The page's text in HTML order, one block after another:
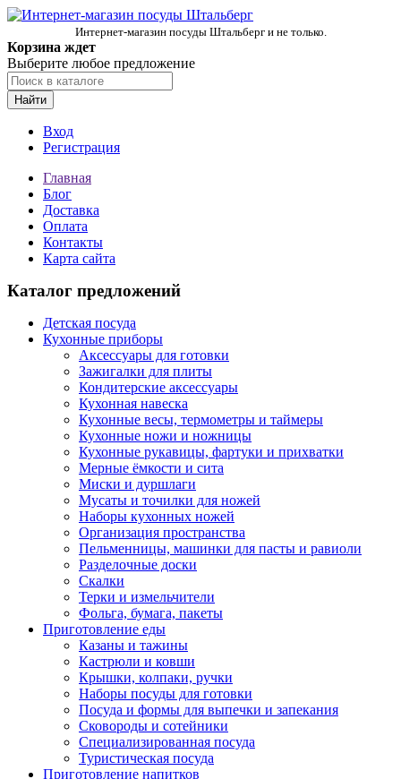
Интернет-магазин посуды Штальберг и не только.
Корзина ждет
Выберите любое предложение
Найти
Вход
Регистрация
Главная
Блог
Доставка
Оплата
Контакты
Карта сайта
Каталог предложений
Детская посуда
Кухонные приборы
Аксессуары для готовки
Зажигалки для плиты
Кондитерские аксессуары
Кухонная навеска
Кухонные весы, термометры и таймеры
Кухонные ножи и ножницы
Кухонные рукавицы, фартуки и прихватки
Мерные ёмкости и сита
Миски и дуршлаги
Мусаты и точилки для ножей
Наборы кухонных ножей
Организация пространства
Пельменницы, машинки для пасты и равиоли
Разделочные доски
Скалки
Терки и измельчители
Фольга, бумага, пакеты
Приготовление еды
Казаны и тажины
Кастрюли и ковши
Крышки, колпаки, ручки
Наборы посуды для готовки
Посуда и формы для выпечки и запекания
Сковороды и сотейники
Специализированная посуда
Туристическая посуда
Приготовление напитков